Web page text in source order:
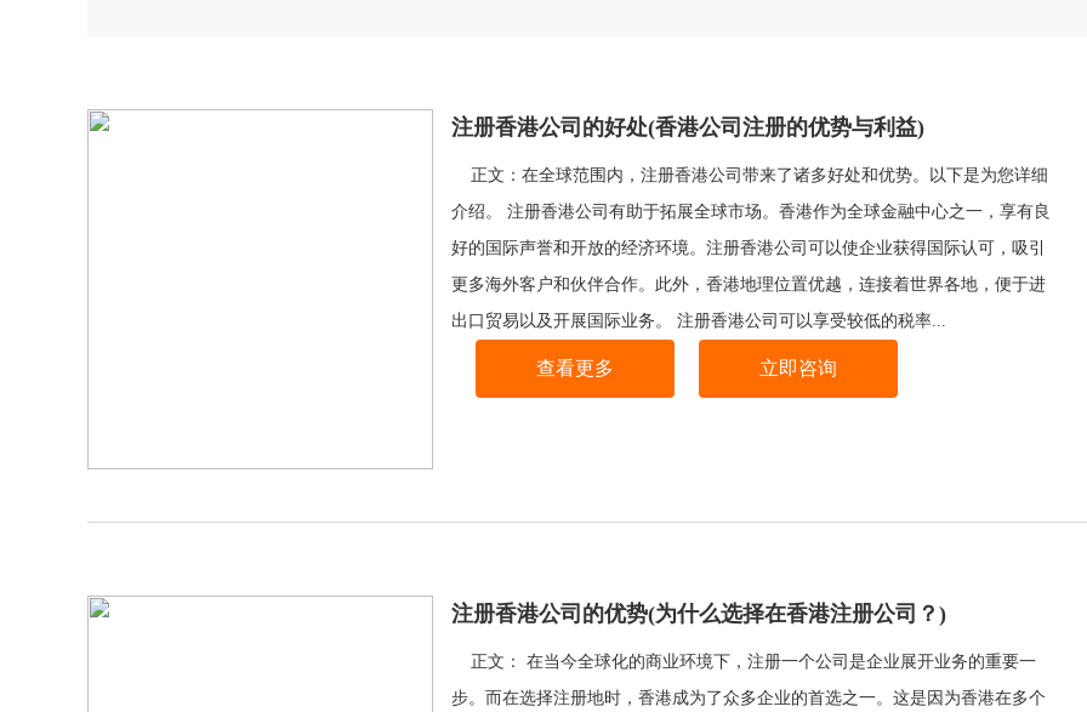
注册香港公司的好处(香港公司注册的优势与利益)
正文：在全球范围内，注册香港公司带来了诸多好处和优势。以下是为您详细
介绍。 注册香港公司有助于拓展全球市场。香港作为全球金融中心之一，享有良
好的国际声誉和开放的经济环境。注册香港公司可以使企业获得国际认可，吸引
更多海外客户和伙伴合作。此外，香港地理位置优越，连接着世界各地，便于进
出口贸易以及开展国际业务。 注册香港公司可以享受较低的税率...
查看更多 立即咨询
注册香港公司的优势(为什么选择在香港注册公司？)
正文： 在当今全球化的商业环境下，注册一个公司是企业展开业务的重要一
步。而在选择注册地时，香港成为了众多企业的首选之一。这是因为香港在多个